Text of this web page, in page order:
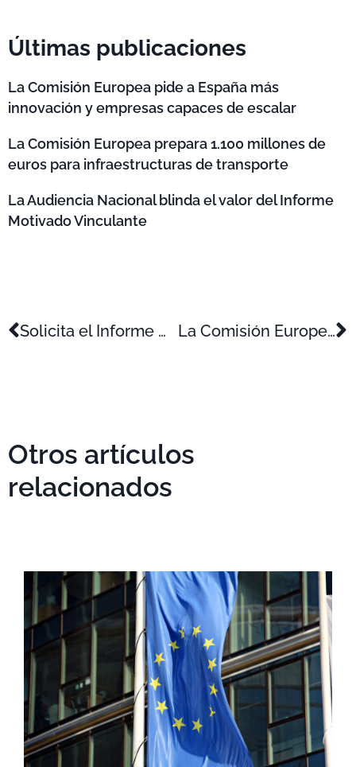
Últimas publicaciones
La Comisión Europea pide a España más
innovación y empresas capaces de escalar
La Comisión Europea prepara 1.100 millones de
euros para infraestructuras de transporte
La Audiencia Nacional blinda el valor del Informe
Motivado Vinculante
Solicita el Informe Motivado Vinculante y asegura tus beneficios fiscales La Comisión Europea prepara 1.100 millones de euros para infraestructuras de transporte
Otros artículos
relacionados